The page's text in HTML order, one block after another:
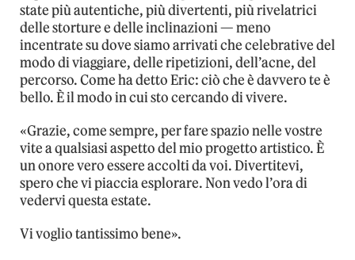
state più autentiche, più divertenti, più rivelatrici
delle storture e delle inclinazioni — meno
incentrate su dove siamo arrivati che celebrative del
modo di viaggiare, delle ripetizioni, dell’acne, del
percorso. Come ha detto Eric: ciò che è davvero te è
bello. È il modo in cui sto cercando di vivere.
«Grazie, come sempre, per fare spazio nelle vostre
vite a qualsiasi aspetto del mio progetto artistico. È
un onore vero essere accolti da voi. Divertitevi,
spero che vi piaccia esplorare. Non vedo l’ora di
vedervi questa estate.
Vi voglio tantissimo bene».